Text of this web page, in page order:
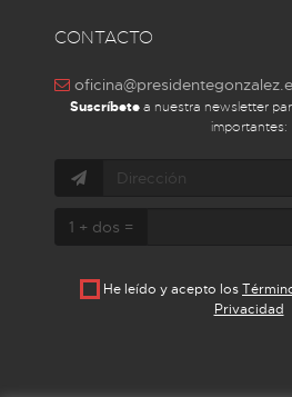
CONTACTO
Suscríbetea nuestra newsletter
importantes:
1 + dos =
He leído y acepto los
Privacidad